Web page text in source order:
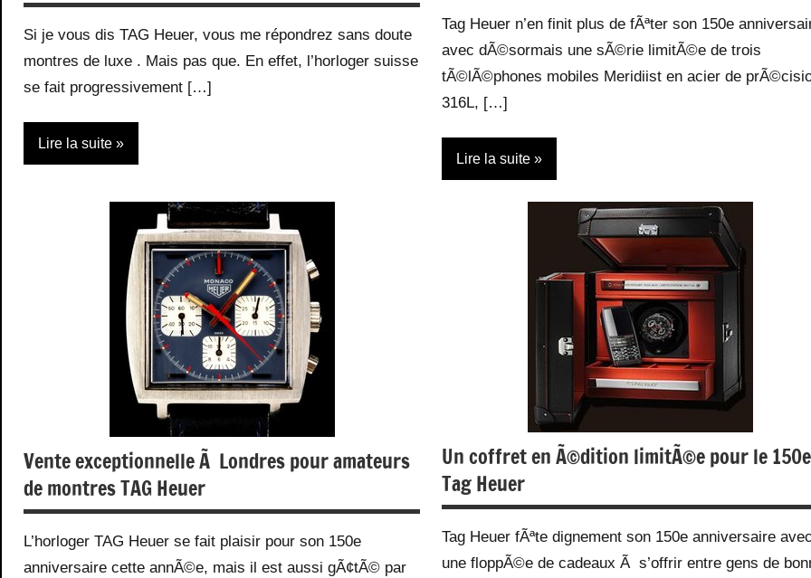
Si je vous dis TAG Heuer, vous me répondrez sans doute
montres de luxe . Mais pas que. En effet, l’horloger suisse
se fait progressivement […]
Lire la suite
Tag Heuer n’en finit plus de fÃªter son 150e
avec dÃ©sormais une sÃ©rie limitÃ©e de trois
tÃ©lÃ©phones mobiles Meridiist en acier de
316L, […]
Lire la suite
Vente exceptionnelle Ã Londres pour amateurs
de montres TAG Heuer
L’horloger TAG Heuer se fait plaisir pour son 150e
anniversaire cette annÃ©e, mais il est aussi gÃ¢tÃ© par
Un coffret en Ã©dition limitÃ©e pour le
Tag Heuer
Tag Heuer fÃªte dignement son 150e anniversaire
une floppÃ©e de cadeaux Ã s’offrir entre gens de